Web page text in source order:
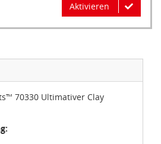
Aktivieren
70330 Ultimativer Clay